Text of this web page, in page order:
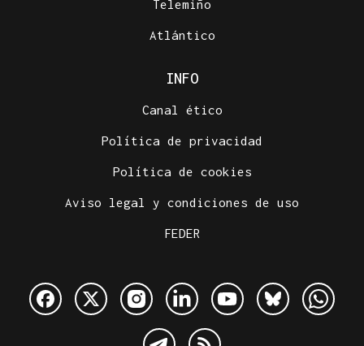
Telemiño
Atlántico
INFO
Canal ético
Política de privacidad
Política de cookies
Aviso legal y condiciones de uso
FEDER